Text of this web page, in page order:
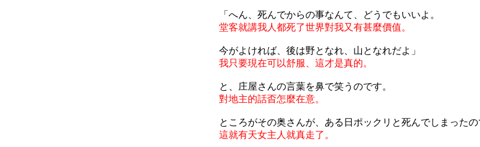
「へん、死んでからの事なんて、どうでもいいよ。
堂客就講我人都死了世界對我又有甚麼價值。
今がよければ、後は野となれ、山となれだよ」
我只要現在可以舒服、這才是真的。
と、庄屋さんの言葉を鼻で笑うのです。
對地主的話㫘怎麼在意。
ところがその奥さんが、ある日ポックリと死んでしまったの
這就有天女主人就真走了。